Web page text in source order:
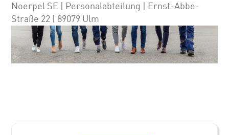
Noerpel SE | Personalabteilung | Ernst-Abbe-
Straße 22 | 89079 Ulm